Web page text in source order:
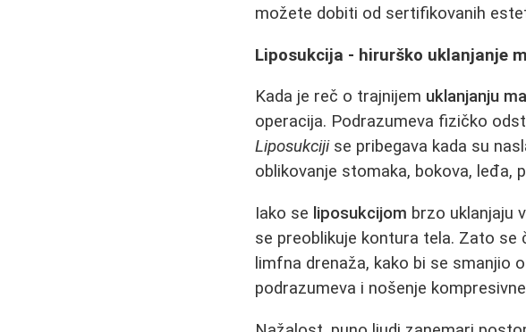
možete dobiti od sertifikovanih
Liposukcija - hirurško uklanjanje
Kada je reč o trajnijem uklanjanju
operacija. Podrazumeva fizičko
Liposukcijise pribegava kada su
oblikovanje stomaka, bokova, leđa,
Iako se liposukcijom brzo uklanjaju
se preoblikuje kontura tela. Zato se
limfna drenaža, kako bi se smanjio
podrazumeva i nošenje